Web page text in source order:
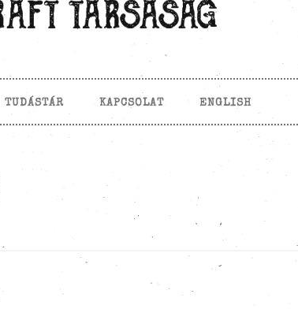
TUDÁSTÁR KAPCSOLAT ENGLISH